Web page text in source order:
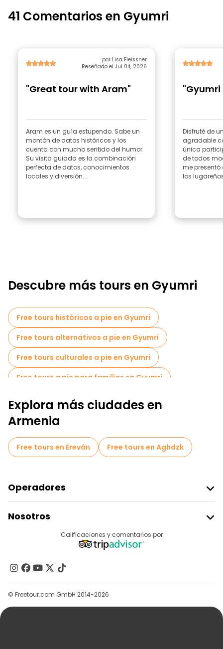
41 Comentarios en Gyumri
por Lisa Fleissner
Reseñado el Jul 04, 2026
"Great tour with Aram"
Aram es un guía estupendo. Sabe un
montón de datos históricos y los
cuenta con mucho sentido del humor.
Su visita guiada es la combinación
perfecta de datos, conocimientos
locales y diversión....
"Gyumri
Disfruté de
agradable
única
de todos
me
los
Descubre más tours en Gyumri
Free tours históricos a pie en Gyumri
Free tours alternativos a pie en Gyumri
Free tours culturales a pie en Gyumri
Free tours a pie para familias en Gyumri
Tours de Pub Crawl en Gyumri
Free tours nocturnos a pie en Gyumri
Explora más ciudades en
Armenia
Free tours en Ereván Free tours en Aghdzk
Operadores
Acceder Como Proveedor
Programa De Afiliados
Nosotros
Contacto
Grupos
Ayuda
Calificaciones y comentarios por
© Freetour.com GmbH 2014-2026